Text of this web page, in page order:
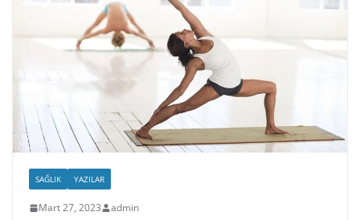
SAĞLIK YAZILAR
Mart 27, 2023 admin